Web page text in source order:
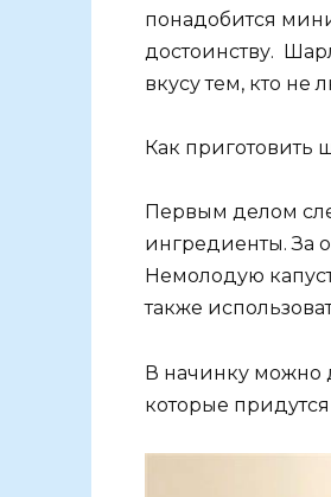
понадобится
достоинству.
вкусу тем, кто не
Как приготовить
Первым делом
ингредиенты. За
Немолодую
также
В начинку можно
которые придутся